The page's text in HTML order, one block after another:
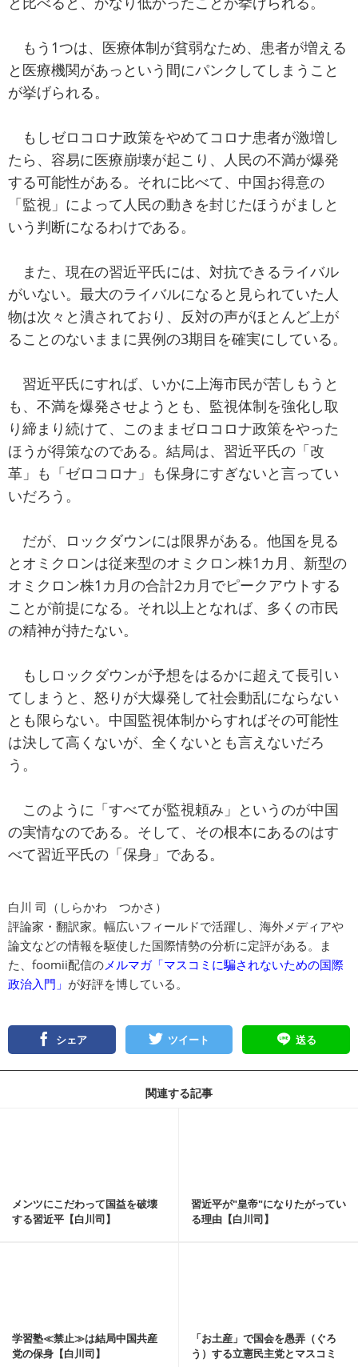
もう1つは、医療体制が貧弱なため、患者が増える
と医療機関があっという間にパンクしてしまうこと
が挙げられる。
もしゼロコロナ政策をやめてコロナ患者が激増し
たら、容易に医療崩壊が起こり、人民の不満が爆発
する可能性がある。それに比べて、中国お得意の
「監視」によって人民の動きを封じたほうがましと
いう判断になるわけである。
また、現在の習近平氏には、対抗できるライバル
がいない。最大のライバルになると見られていた人
物は次々と潰されており、反対の声がほとんど上が
ることのないままに異例の3期目を確実にしている。
習近平氏にすれば、いかに上海市民が苦しもうと
も、不満を爆発させようとも、監視体制を強化し取
り締まり続けて、このままゼロコロナ政策をやった
ほうが得策なのである。結局は、習近平氏の「改
革」も「ゼロコロナ」も保身にすぎないと言ってい
いだろう。
だが、ロックダウンには限界がある。他国を見る
とオミクロンは従来型のオミクロン株1カ月、新型の
オミクロン株1カ月の合計2カ月でピークアウトする
ことが前提になる。それ以上となれば、多くの市民
の精神が持たない。
もしロックダウンが予想をはるかに超えて長引い
てしまうと、怒りが大爆発して社会動乱にならない
とも限らない。中国監視体制からすればその可能性
は決して高くないが、全くないとも言えないだろ
う。
このように「すべてが監視頼み」というのが中国
の実情なのである。そして、その根本にあるのはす
べて習近平氏の「保身」である。
白川 司（しらかわ つかさ）
評論家・翻訳家。幅広いフィールドで活躍し、海外メディアや
論文などの情報を駆使した国際情勢の分析に定評がある。ま
た、foomii配信の メルマガ「マスコミに騙されないための国際
政治入門」 が好評を博している。
シェア ツイート 送る
関連する記事
メンツにこだわって国益を破壊
する習近平【白川司】
習近平が"皇帝"になりたがってい
る理由【白川司】
学習塾≪禁止≫は結局中国共産
党の保身【白川司】
「お土産」で国会を愚弄（ぐろ
う）する立憲民主党とマスコミ